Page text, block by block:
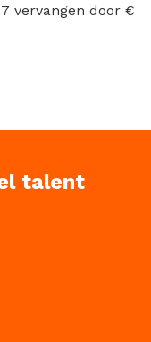
vervangen door €
talent